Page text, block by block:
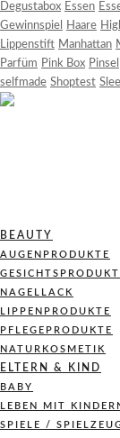
Degustabox Essen
Gewinnspiel
Haare
Lippenstift Manhattan
Parfüm Pink Box Pinsel
selfmade Shoptest
BEAUTY
AUGENPRODUKTE
NAGELLACK
LIPPENPRODUKTE
PFLEGEPRODUKTE
NATURKOSMETIK
ELTERN & KIND
BABY
LEBEN MIT
SPIELE /